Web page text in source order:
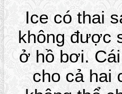
Ice có thai
không được
ở hồ bơi.
cho cả hai